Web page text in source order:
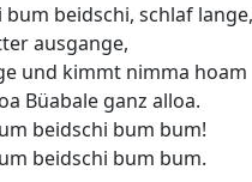
bum beidschi, schlaf lange,
ausgange,
und kimmt nimma hoam
Büabale ganz alloa.
beidschi bum bum!
beidschi bum bum.